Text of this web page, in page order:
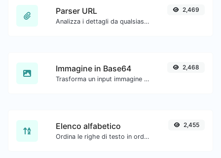
Parser URL
Analizza i dettagli da qualsiasi URL.
2,469
Immagine in Base64
Trasforma un input immagine in una stringa Base64.
2,468
Elenco alfabetico
Ordina le righe di testo in ordine alfabetico (A-Z o Z-A) con facilità.
2,455